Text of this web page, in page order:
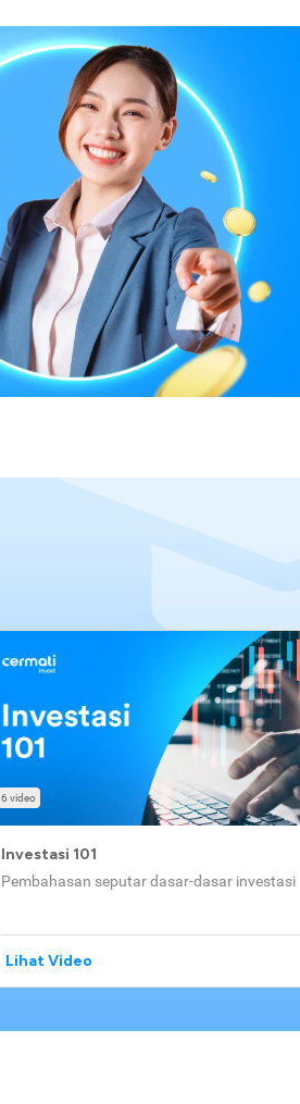
6 video
Investasi 101
Pembahasan seputar dasar-dasar investasi
Lihat Video